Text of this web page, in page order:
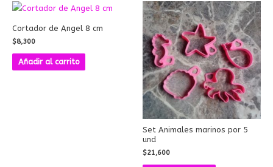
Cortador de Angel 8 cm
$8,300
Añadir al carrito
Set Animales marinos por 5
und
$21,600